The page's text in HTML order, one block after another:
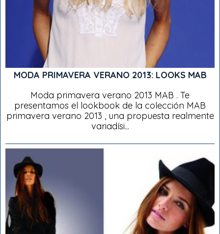
MODA PRIMAVERA VERANO 2013: LOOKS MAB
Moda primavera verano 2013 MAB . Te
presentamos el lookbook de la colección MAB
primavera verano 2013 , una propuesta realmente
variadísi...